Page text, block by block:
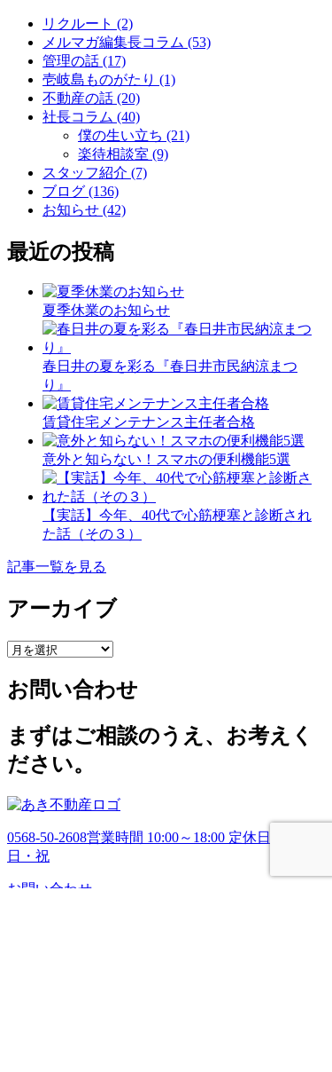
リクルート (2)
メルマガ編集長コラム (53)
管理の話 (17)
壱岐島ものがたり (1)
不動産の話 (20)
社長コラム (40)
僕の生い立ち (21)
楽待相談室 (9)
スタッフ紹介 (7)
ブログ (136)
お知らせ (42)
最近の投稿
夏季休業のお知らせ
春日井の夏を彩る『春日井市民納涼まつ
り』
賃貸住宅メンテナンス主任者合格
意外と知らない！スマホの便利機能5選
【実話】今年、40代で心筋梗塞と診断され
た話（その３）
記事一覧を見る
アーカイブ
ア
カ
イ
ブ
お問い合わせ
まずはご相談のうえ、お考えく
ださい。
0568-50-2608営業時間 10:00～18:00 定休日 土・
日・祝
お問い合わせ